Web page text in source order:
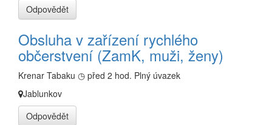
Odpovědět
Obsluha v zařízení rychlého
občerstvení (ZamK, muži, ženy)
Krenar Tabaku ◷ před 2 hod. Plný úvazek
Jablunkov
Odpovědět